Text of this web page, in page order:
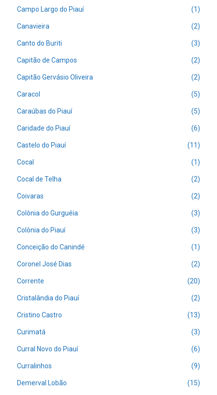
Campo Largo do Piauí (1)
Canavieira (2)
Canto do Buriti (3)
Capitão de Campos (2)
Capitão Gervásio Oliveira (2)
Caracol (5)
Caraúbas do Piauí (5)
Caridade do Piauí (6)
Castelo do Piauí (11)
Cocal (1)
Cocal de Telha (2)
Coivaras (2)
Colônia do Gurguéia (3)
Colônia do Piauí (3)
Conceição do Canindé (1)
Coronel José Dias (2)
Corrente (20)
Cristalândia do Piauí (2)
Cristino Castro (13)
Curimatá (3)
Curral Novo do Piauí (6)
Curralinhos (9)
Demerval Lobão (15)